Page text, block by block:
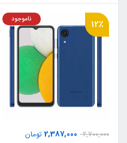
12٪
2,700,000
2,387,000 تومان
ناموجود